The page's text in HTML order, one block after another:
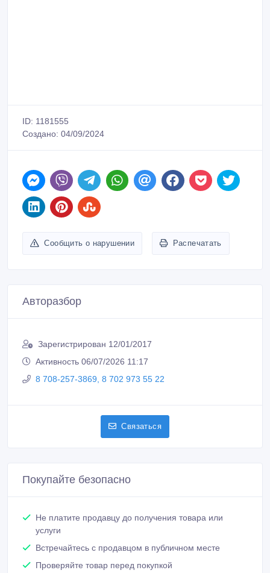
ID: 1181555
Создано: 04/09/2024
Сообщить о нарушении Распечатать
Авторазбор
Зарегистрирован 12/01/2017
Активность 06/07/2026 11:17
8 708-257-3869, 8 702 973 55 22
Связаться
Покупайте безопасно
Не платите продавцу до получения товара или
услуги
Встречайтесь с продавцом в публичном месте
Проверяйте товар перед покупкой